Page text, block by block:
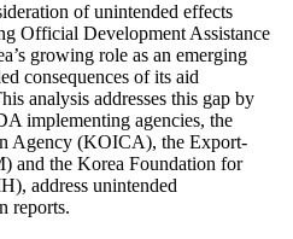
of unintended effects
Official Development Assistance
growing role as an emerging
consequences of its aid
analysis addresses this gap by
implementing agencies, the
Agency (KOICA), the Export-
and the Korea Foundation for
address unintended
reports.